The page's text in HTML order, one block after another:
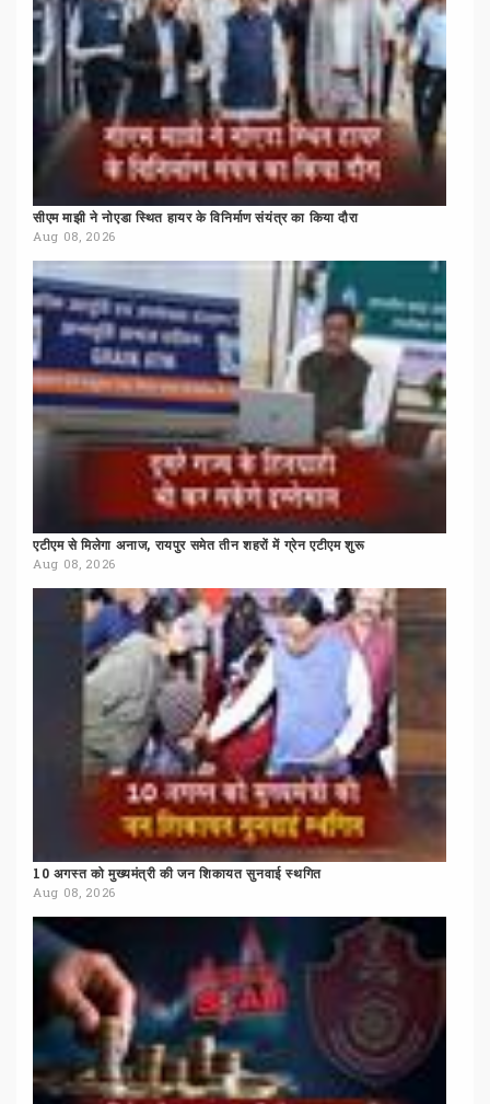
सीएम माझी ने नोएडा स्थित हायर के विनिर्माण संयंत्र का किया दौरा
Aug 08, 2026
एटीएम से मिलेगा अनाज, रायपुर समेत तीन शहरों में ग्रेन एटीएम शुरू
Aug 08, 2026
10 अगस्त को मुख्यमंत्री की जन शिकायत सुनवाई स्थगित
Aug 08, 2026